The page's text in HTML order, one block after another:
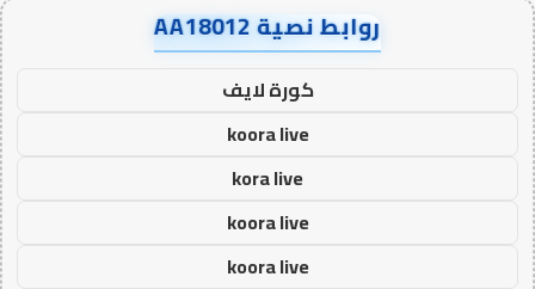
روابط نصية AA18012
كورة لايف
koora live
kora live
koora live
koora live